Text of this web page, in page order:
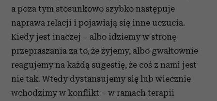
a poza tym stosunkowo szybko następuje
naprawa relacji i pojawiają się inne uczucia.
Kiedy jest inaczej – albo idziemy w stronę
przepraszania za to, że żyjemy, albo gwałtownie
reagujemy na każdą sugestię, że coś z nami jest
nie tak. Wtedy dystansujemy się lub wiecznie
wchodzimy w konflikt – w ramach terapii